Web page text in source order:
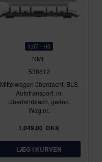
1:87 - H0
NME
538612
Mittelwagen überdacht, BLS
Autotransport, m.
Überfahrblech, geänd.
Wag.nr.
1.049,00 DKK